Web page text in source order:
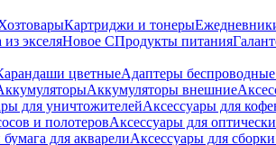
Картриджи и тонеры
экселяНовое СПродукты питания
цветныеАдаптеры
Аккумуляторы внешние
для уничтожителейАксессуары для
и полотеровАксессуары для
для акварелиАксессуары для